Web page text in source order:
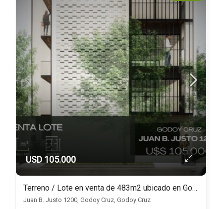
USD 105.000
Terreno / Lote en venta de 483m2 ubicado en Godoy Cruz
Juan B. Justo 1200, Godoy Cruz, Godoy Cruz